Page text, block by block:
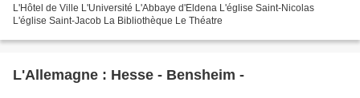
L'Hôtel de Ville L'Université L'Abbaye d'Eldena L'église Saint-Nicolas
L'église Saint-Jacob La Bibliothèque Le Théatre
L'Allemagne : Hesse - Bensheim -